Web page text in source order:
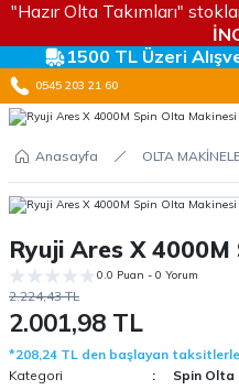
"Hazır Olta Takımları"
1500 TL Üzeri
0545 203 21 60
Anasayfa OLTA
Ryuji Ares X
0.0 Puan - 0 Yorum
2.224,43 TL
2.001,98 TL
*208,24 TL den başlayan
Kategori
Spin Olta